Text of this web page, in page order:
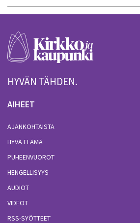
HYVÄN TÄHDEN.
AIHEET
AJANKOHTAISTA
HYVÄ ELÄMÄ
PUHEENVUOROT
HENGELLISYYS
AUDIOT
VIDEOT
RSS-SYÖTTEET